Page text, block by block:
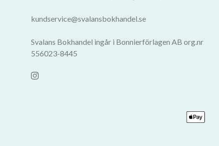
kundservice@svalansbokhandel.se
Svalans Bokhandel ingår i Bonnierförlagen AB org.nr
556023-8445